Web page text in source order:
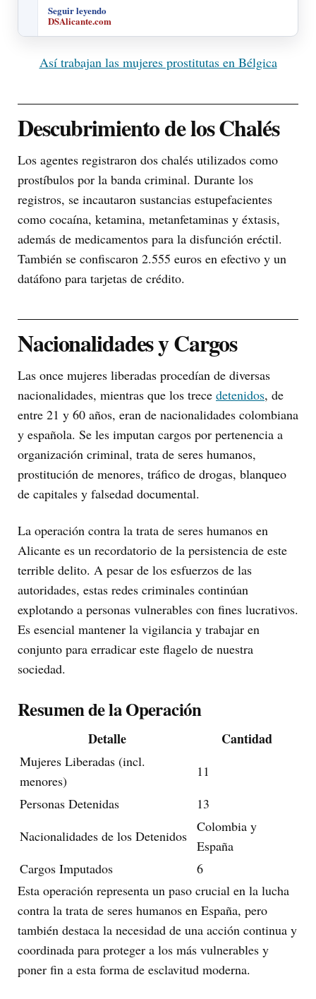
Seguir leyendo
DSAlicante.com
Así trabajan las mujeres prostitutas en Bélgica
Descubrimiento de los Chalés
Los agentes registraron dos chalés utilizados como
prostíbulos por la banda criminal. Durante los
registros, se incautaron sustancias estupefacientes
como cocaína, ketamina, metanfetaminas y éxtasis,
además de medicamentos para la disfunción eréctil.
También se confiscaron 2.555 euros en efectivo y un
datáfono para tarjetas de crédito.
Nacionalidades y Cargos
Las once mujeres liberadas procedían de diversas
nacionalidades, mientras que los trece detenidos, de
entre 21 y 60 años, eran de nacionalidades colombiana
y española. Se les imputan cargos por pertenencia a
organización criminal, trata de seres humanos,
prostitución de menores, tráfico de drogas, blanqueo
de capitales y falsedad documental.
La operación contra la trata de seres humanos en
Alicante es un recordatorio de la persistencia de este
terrible delito. A pesar de los esfuerzos de las
autoridades, estas redes criminales continúan
explotando a personas vulnerables con fines lucrativos.
Es esencial mantener la vigilancia y trabajar en
conjunto para erradicar este flagelo de nuestra
sociedad.
Resumen de la Operación
Detalle Cantidad
Mujeres Liberadas (incl.
menores)
11
Personas Detenidas
13
Nacionalidades de los Detenidos
Colombia y
España
Cargos Imputados
6
Esta operación representa un paso crucial en la lucha
contra la trata de seres humanos en España, pero
también destaca la necesidad de una acción continua y
coordinada para proteger a los más vulnerables y
poner fin a esta forma de esclavitud moderna.